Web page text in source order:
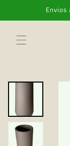
directamente
al contenido
Envios